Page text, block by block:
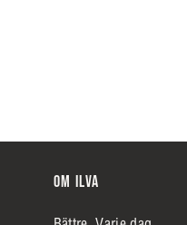
OM ILVA